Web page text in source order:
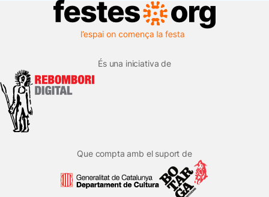
És una iniciativa de
Que compta amb el suport de